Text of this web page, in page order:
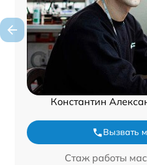
Константин
Вызвать
Стаж работы